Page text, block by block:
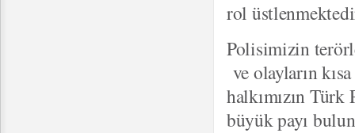
rol
Polisimizin
ve olayların
halkımızın
büyük payı